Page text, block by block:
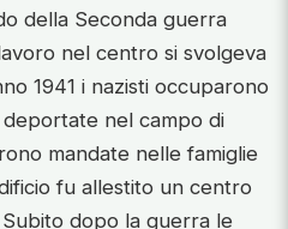
della Seconda guerra
nel centro si svolgeva
1941 i nazisti occuparono
nel campo di
mandate nelle famiglie
fu allestito un centro
dopo la guerra le